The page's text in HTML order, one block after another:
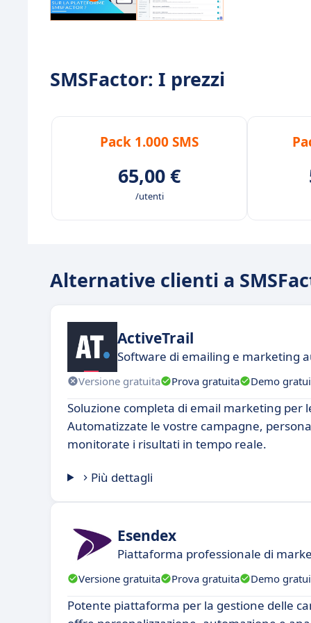
SMSFactor: I prezzi
Pack 1.000 SMS
65,00 €
/utenti
Alternative clienti a
ActiveTrail
Software di emailing e marketing
Versione gratuita Prova gratuita Demo
Soluzione completa di email marketing per
Automatizzate le vostre campagne,
monitorate i risultati in tempo reale.
Più dettagli
Esendex
Piattaforma professionale di
Versione gratuita Prova gratuita Demo
Potente piattaforma per la gestione delle